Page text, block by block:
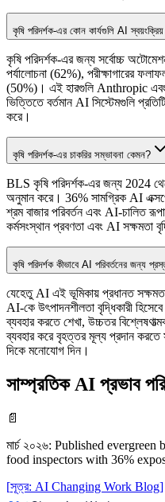
কৃষি পরিদর্শক-এর কোন কার্যগুলি AI
কৃষি পরিদর্শক-এর জন্য সর্বোচ্চ
পর্যালোচনা (62%), পরীক্ষাগারের
(50%)। এই হারগুলি Anthropic এবং
ভিত্তিতে বর্তমান AI সিস্টেমগুলি
করে।
কৃষি পরিদর্শক-এর চাকরির সম্ভাবনা কেমন?
BLS কৃষি পরিদর্শক-এর জন্য 2024
অনুমান করে। 36% সামগ্রিক AI
শ্রম বাজার পরিবর্তন এবং AI-চালিত
কর্মসংস্থান প্রবণতা এবং AI সক্ষমতা
কৃষি পরিদর্শক কীভাবে AI পরিবর্তনের জন্য
যেহেতু AI এই ভূমিকায় প্রধানত সক্ষমতা
AI-কে উৎপাদনশীলতা বৃদ্ধিকারী
ব্যবহার করতে শেখা, উচ্চতর
ব্যবহার করে বৃহত্তর মূল্য প্রদান করতে
দিকে মনোযোগ দিন।
সাম্প্রতিক AI প্রভাব
📄
মার্চ ২০২৬: Published evergreen
food inspectors with 36%
[সূত্র: AI Changing Work Blog]